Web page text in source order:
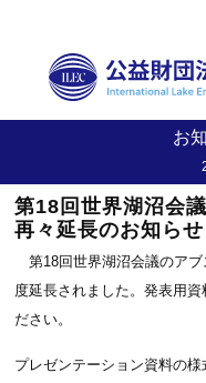
お
第18回世界湖沼会
再々延長のお知ら
第18回世界湖沼会議のア
度延長されました。発表用
ださい。
プレゼンテーション資料の